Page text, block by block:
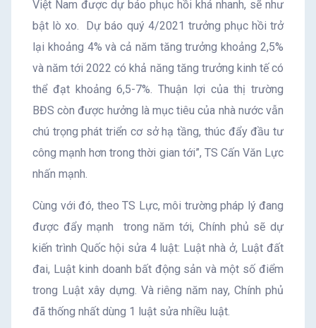
Việt Nam được dự báo phục hồi khá nhanh, sẽ như
bật lò xo. Dự báo quý 4/2021 trưởng phục hồi trở
lại khoảng 4% và cả năm tăng trưởng khoảng 2,5%
và năm tới 2022 có khả năng tăng trưởng kinh tế có
thể đạt khoảng 6,5-7%. Thuận lợi của thị trường
BĐS còn được hưởng là mục tiêu của nhà nước vẫn
chú trọng phát triển cơ sở hạ tầng, thúc đẩy đầu tư
công mạnh hơn trong thời gian tới”, TS Cấn Văn Lực
nhấn mạnh.
Cùng với đó, theo TS Lực, môi trường pháp lý đang
được đẩy mạnh trong năm tới, Chính phủ sẽ dự
kiến trình Quốc hội sửa 4 luật: Luật nhà ở, Luật đất
đai, Luật kinh doanh bất động sản và một số điểm
trong Luật xây dựng. Và riêng năm nay, Chính phủ
đã thống nhất dùng 1 luật sửa nhiều luật.